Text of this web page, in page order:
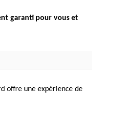
garanti pour vous et
offre une expérience de